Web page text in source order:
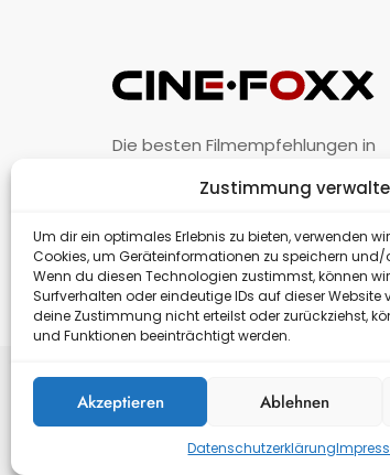
Zustimmung
Um dir ein optimales Erlebnis zu bieten, verwenden
Cookies, um Geräteinformationen zu speichern
Wenn du diesen Technologien zustimmst, können
Surfverhalten oder eindeutige IDs auf dieser Website
deine Zustimmung nicht erteilst oder zurückziehst,
und Funktionen beeinträchtigt werden.
Akzeptieren Ablehnen
Datenschutzerklärung
Die besten Filmempfehlungen in
Unternehmen · Impressum · Kontakt